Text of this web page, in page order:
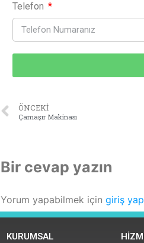
Telefon
ÖNCEKI
Çamaşır Makinası
Bir cevap yazın
Yorum yapabilmek için giriş
KURUMSAL